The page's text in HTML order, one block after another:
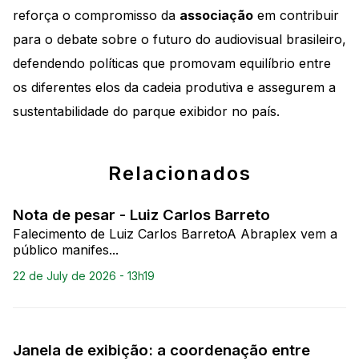
reforça o compromisso da associação em contribuir
para o debate sobre o futuro do audiovisual brasileiro,
defendendo políticas que promovam equilíbrio entre
os diferentes elos da cadeia produtiva e assegurem a
sustentabilidade do parque exibidor no país.
Relacionados
Nota de pesar - Luiz Carlos Barreto
Falecimento de Luiz Carlos BarretoA Abraplex vem a
público manifes...
22 de July de 2026 - 13h19
Janela de exibição: a coordenação entre